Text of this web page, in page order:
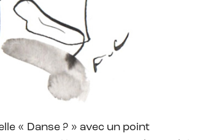
« Danse ? » avec un point